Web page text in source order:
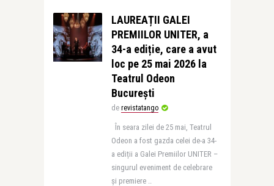
LAUREAȚII GALEI
PREMIILOR UNITER, a
34-a ediție, care a avut
loc pe 25 mai 2026 la
Teatrul Odeon
București
de revistatango
În seara zilei de 25 mai, Teatrul
Odeon a fost gazda celei de-a 34-
a ediții a Galei Premiilor UNITER –
singurul eveniment de celebrare
și premiere ..